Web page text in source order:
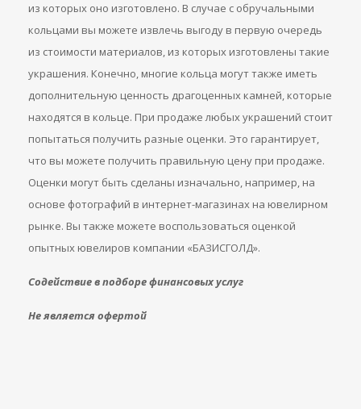
из которых оно изготовлено. В случае с обручальными
кольцами вы можете извлечь выгоду в первую очередь
из стоимости материалов, из которых изготовлены такие
украшения. Конечно, многие кольца могут также иметь
дополнительную ценность драгоценных камней, которые
находятся в кольце. При продаже любых украшений стоит
попытаться получить разные оценки. Это гарантирует,
что вы можете получить правильную цену при продаже.
Оценки могут быть сделаны изначально, например, на
основе фотографий в интернет-магазинах на ювелирном
рынке. Вы также можете воспользоваться оценкой
опытных ювелиров компании «БАЗИСГОЛД».
Содействие в подборе финансовых услуг
Не является офертой